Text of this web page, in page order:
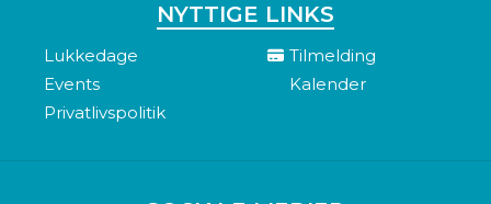
NYTTIGE LINKS
Lukkedage
Tilmelding
Events
Kalender
Privatlivspolitik